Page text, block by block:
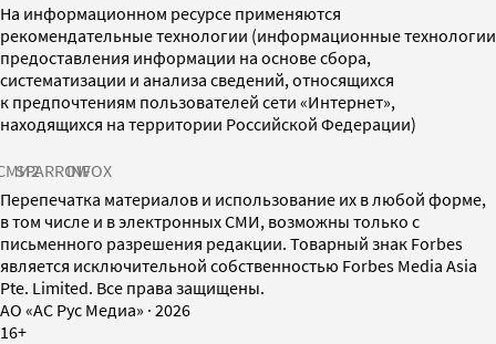
На информационном ресурсе применяются
рекомендательные технологии (информационные технологии
предоставления информации на основе сбора,
систематизации и анализа сведений, относящихся
к предпочтениям пользователей сети «Интернет»,
находящихся на территории Российской Федерации)
SPARROWINFOX
Перепечатка материалов и использование их в любой форме,
в том числе и в электронных СМИ, возможны только с
письменного разрешения редакции. Товарный знак Forbes
является исключительной собственностью Forbes Media Asia
Pte. Limited. Все права защищены.
AO «АС Рус Медиа» · 2026
16+